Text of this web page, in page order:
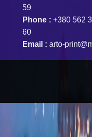
59
Phone : +380 562
60
Email : arto-